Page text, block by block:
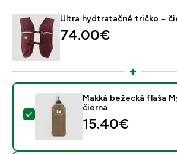
Ultra hydtratačné tričko –
74.00€‎
Vybrať tento produkt - Mäkká
Mäkká bežecká fľaša
čierna
15.40€‎